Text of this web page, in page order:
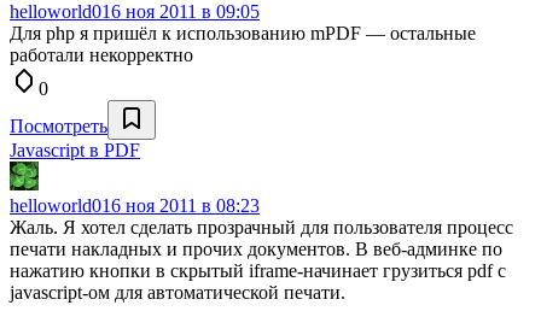
helloworld016 ноя 2011 в 09:05
Для php я пришёл к использованию mPDF — остальные
работали некорректно
0
Посмотреть
Javascript в PDF
helloworld016 ноя 2011 в 08:23
Жаль. Я хотел сделать прозрачный для пользователя процесс
печати накладных и прочих документов. В веб-админке по
нажатию кнопки в скрытый iframe-начинает грузиться pdf c
javascript-ом для автоматической печати.